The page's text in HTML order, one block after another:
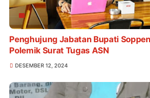
Penghujung Jabatan Bupati
Polemik Surat Tugas ASN
DESEMBER 12, 2024